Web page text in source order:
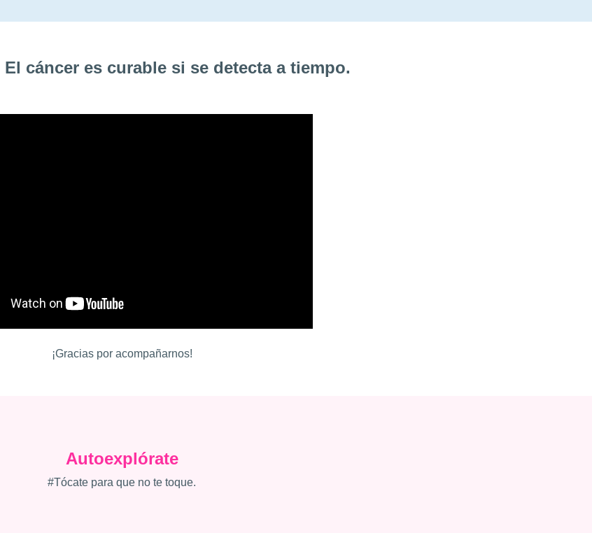
El cáncer es curable si se detecta a tiempo.
¡Gracias por acompañarnos!
Autoexplórate
#Tócate para que no te toque.